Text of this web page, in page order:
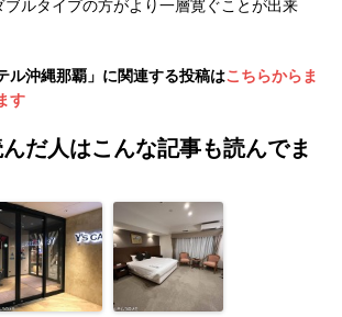
ルタイプの方がより一層寛ぐことが出来
ル沖縄那覇」に関連する投稿はこちらからま
す
だ人はこんな記事も読んでま